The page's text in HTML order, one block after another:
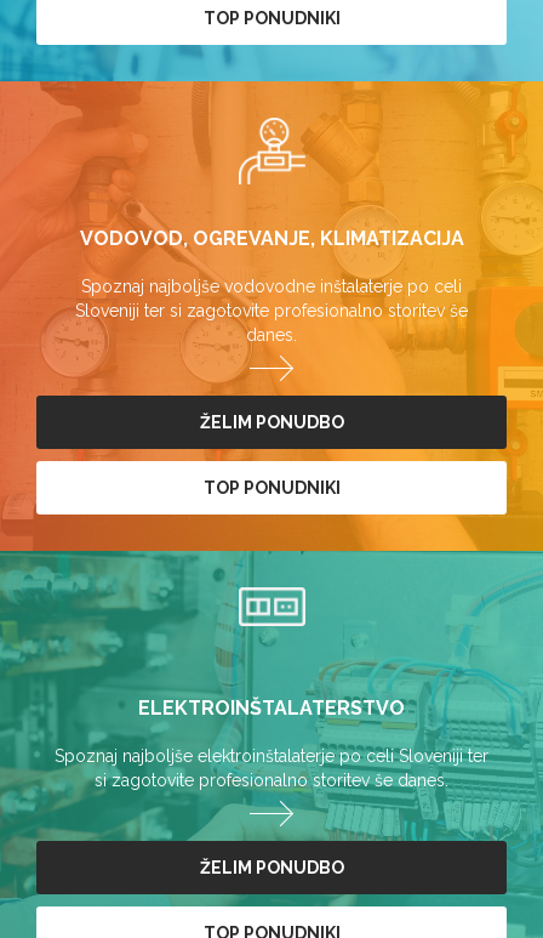
TOP PONUDNIKI
VODOVOD, OGREVANJE, KLIMATIZACIJA
Spoznaj najboljše vodovodne inštalaterje po celi
Sloveniji ter si zagotovite profesionalno storitev še
danes.
ŽELIM PONUDBO
TOP PONUDNIKI
ELEKTROINŠTALATERSTVO
Spoznaj najboljše elektroinštalaterje po celi Sloveniji ter
si zagotovite profesionalno storitev še danes.
ŽELIM PONUDBO
TOP PONUDNIKI